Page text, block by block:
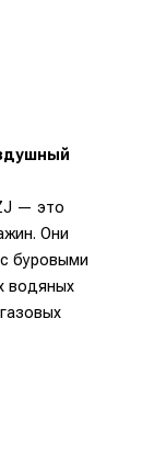
— это
Они
буровыми
водяных